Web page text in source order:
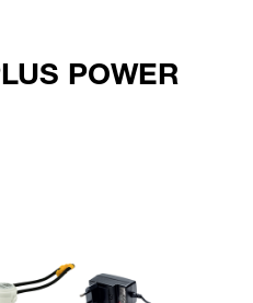
POWER